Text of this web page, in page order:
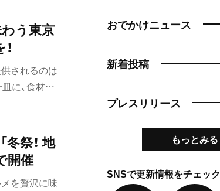
う東京
されるのは
に、食材に
ど、こちら
祭！ 地
開催
を贅沢に味
おでかけニュース
新着投稿
プレスリリース
もっとみる
SNSで更新情報をチェック